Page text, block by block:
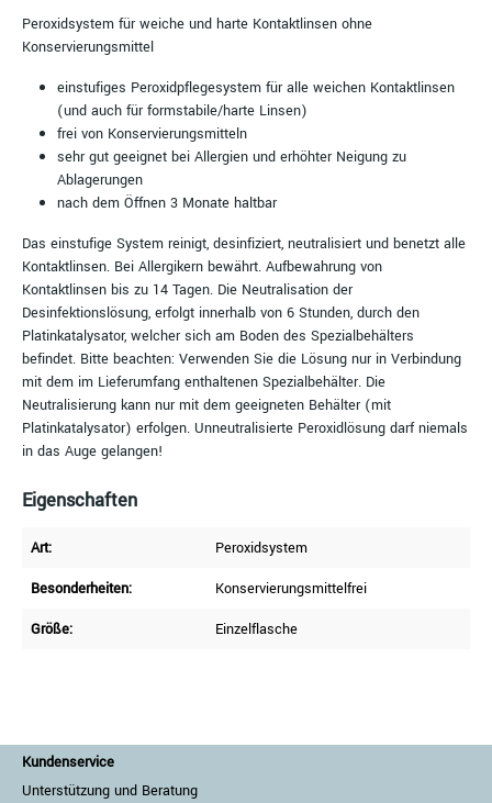
Peroxidsystem für weiche und harte Kontaktlinsen ohne
Konservierungsmittel
einstufiges Peroxidpflegesystem für alle weichen Kontaktlinsen
(und auch für formstabile/harte Linsen)
frei von Konservierungsmitteln
sehr gut geeignet bei Allergien und erhöhter Neigung zu
Ablagerungen
nach dem Öffnen 3 Monate haltbar
Das einstufige System reinigt, desinfiziert, neutralisiert und benetzt alle
Kontaktlinsen. Bei Allergikern bewährt. Aufbewahrung von
Kontaktlinsen bis zu 14 Tagen. Die Neutralisation der
Desinfektionslösung, erfolgt innerhalb von 6 Stunden, durch den
Platinkatalysator, welcher sich am Boden des Spezialbehälters
befindet. Bitte beachten: Verwenden Sie die Lösung nur in Verbindung
mit dem im Lieferumfang enthaltenen Spezialbehälter. Die
Neutralisierung kann nur mit dem geeigneten Behälter (mit
Platinkatalysator) erfolgen. Unneutralisierte Peroxidlösung darf niemals
in das Auge gelangen!
Eigenschaften
Art:
Peroxidsystem
Besonderheiten:
Konservierungsmittelfrei
Größe:
Einzelflasche
Kundenservice
Unterstützung und Beratung